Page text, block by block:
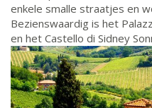
enkele smalle straatjes en
Bezienswaardig is het
en het Castello di Sidney